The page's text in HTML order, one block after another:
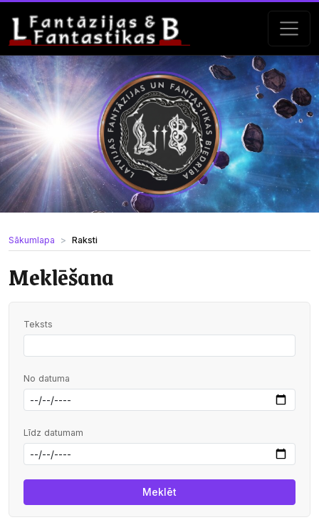
Sākumlapa Raksti
Meklēšana
Teksts
No datuma
Līdz datumam